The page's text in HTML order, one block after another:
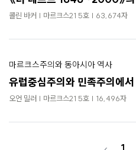
콜린 바커 | 마르크스21 5호 | 63,674자
마르크스주의와 동아시아 역사
유럽중심주의와 민족주의에
오언 밀러 | 마르크스21 5호 | 16,496자